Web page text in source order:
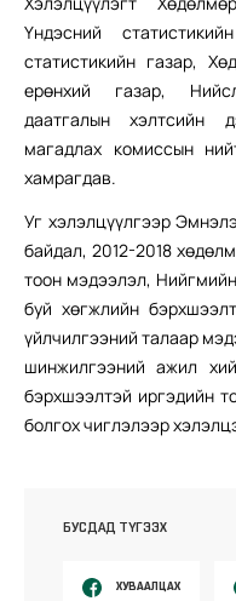
Үндэсний
статистикийн газар,
ерөнхий газар,
даатгалын хэлтсийн
магадлах комиссын
хамрагдав.
Уг хэлэлцүүлгээр
байдал, 2012-2018
тоон мэдээлэл,
буй хөгжлийн
үйлчилгээний талаар
шинжилгээний ажил
бэрхшээлтэй иргэдийн
болгох чиглэлээр
БУСДАД ТҮГЭЭХ
ХУВААЛЦАХ